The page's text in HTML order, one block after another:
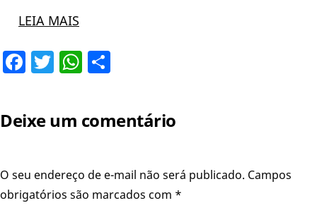
LEIA MAIS
Facebook
TwitterWhatsApp
Deixe um comentário
O seu endereço de e-mail não será publicado. Campos
obrigatórios são marcados com *